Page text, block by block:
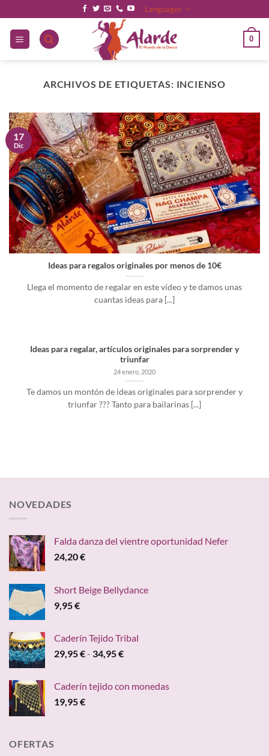
al
contenido
Languages
0
ARCHIVOS DE ETIQUETAS: INCIENSO
Ideas para regalos originales por menos de 10€
Llega el momento de regalar en este vídeo y te damos unas
cuantas ideas para [...]
17
Dic
Ideas para regalar, artículos originales para sorprender y
triunfar
24 enero, 2020
Te damos un montón de ideas originales para sorprender y
triunfar ??? Tanto para bailarinas [...]
NOVEDADES
Falda danza del vientre oportunidad Nefer
24,20€
Short Beige Bellydance
9,95€
Caderín Tejido Tribal
29,95€- 34,95€Rango
desde
Caderín tejido con monedas
19,95€
OFERTAS